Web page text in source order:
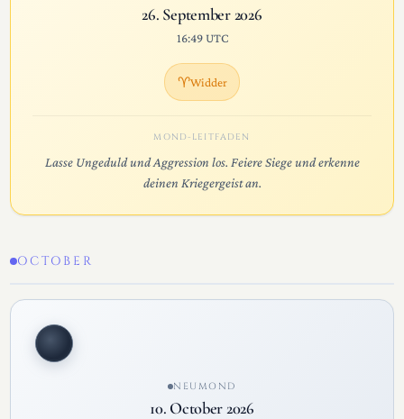
26. September 2026
16:49 UTC
♈Widder
MOND-LEITFADEN
Lasse Ungeduld und Aggression los. Feiere Siege und erkenne
deinen Kriegergeist an.
OCTOBER
NEUMOND
10. October 2026